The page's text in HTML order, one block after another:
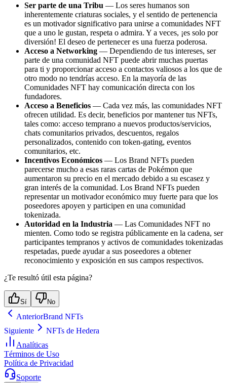
Ser parte de una Tribu — Los seres humanos son
inherentemente criaturas sociales, y el sentido de pertenencia
es un motivador significativo para unirse a comunidades NFT
que a uno le gustan, respeta o admira. Y a veces, ¡es solo por
diversión! El deseo de pertenecer es una fuerza poderosa.
Acceso a Networking — Dependiendo de tus intereses, ser
parte de una comunidad NFT puede abrir muchas puertas
para ti y proporcionar acceso a contactos valiosos a los que de
otro modo no tendrías acceso. En la mayoría de las
Comunidades NFT hay comunicación directa con los
fundadores.
Acceso a Beneficios — Cada vez más, las comunidades NFT
ofrecen utilidad. Es decir, beneficios por mantener tus NFTs,
tales como: acceso temprano a nuevos productos/servicios,
chats comunitarios privados, descuentos, regalos
personalizados, contenido con token-gating, eventos
comunitarios, etc.
Incentivos Económicos — Los Brand NFTs pueden
parecerse mucho a esas raras cartas de Pokémon que
aumentaron su precio en el mercado debido a su escasez y
gran interés de la comunidad. Los Brand NFTs pueden
representar un motivador económico muy fuerte para que los
poseedores apoyen y participen en una comunidad
tokenizada.
Autoridad en la Industria — Las Comunidades NFT no
mienten. Como todo se registra públicamente en la cadena, ser
participantes tempranos y activos de comunidades tokenizadas
respetadas, puede ayudar a sus poseedores a obtener
reconocimiento y exposición en sus campos respectivos.
¿Te resultó útil esta página?
Sí No
AnteriorBrand NFTs
Siguiente
NFTs de Hedera
Analíticas
Términos de Uso
Política de Privacidad
Soporte